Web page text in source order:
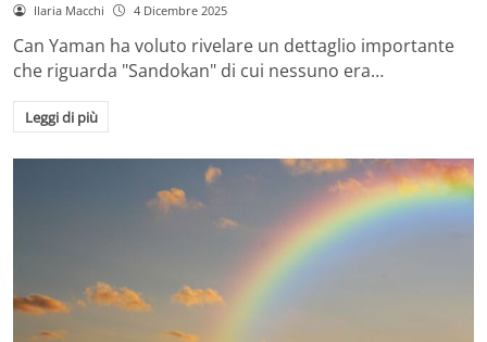
Ilaria Macchi 4 Dicembre 2025
Can Yaman ha voluto rivelare un dettaglio importante
che riguarda "Sandokan" di cui nessuno era…
Leggi di più